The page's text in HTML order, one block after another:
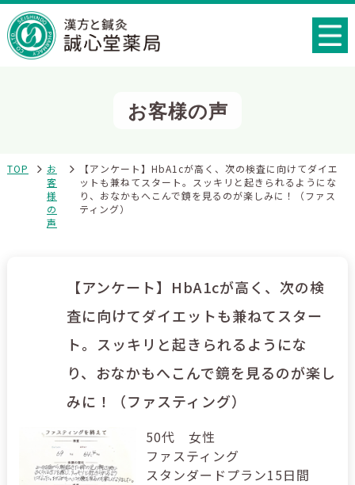
お客様の声
TOP
お
客
様
の
声
【アンケート】HbA1cが高く、次の検査に向けてダイエ
ットも兼ねてスタート。スッキリと起きられるようにな
り、おなかもへこんで鏡を見るのが楽しみに！（ファス
ティング）
【アンケート】HbA1cが高く、次の検
査に向けてダイエットも兼ねてスター
ト。スッキリと起きられるようにな
り、おなかもへこんで鏡を見るのが楽し
みに！（ファスティング）
50代 女性
ファスティング
スタンダードプラン15日間